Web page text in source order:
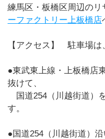
練馬区・板橋区周辺のリ
ーファクトリー上板橋店
【アクセス】 駐車場は
●東武東上線・上板橋店
抜けて、
国道254（川越街道）
す。
●国道254（川越街道）